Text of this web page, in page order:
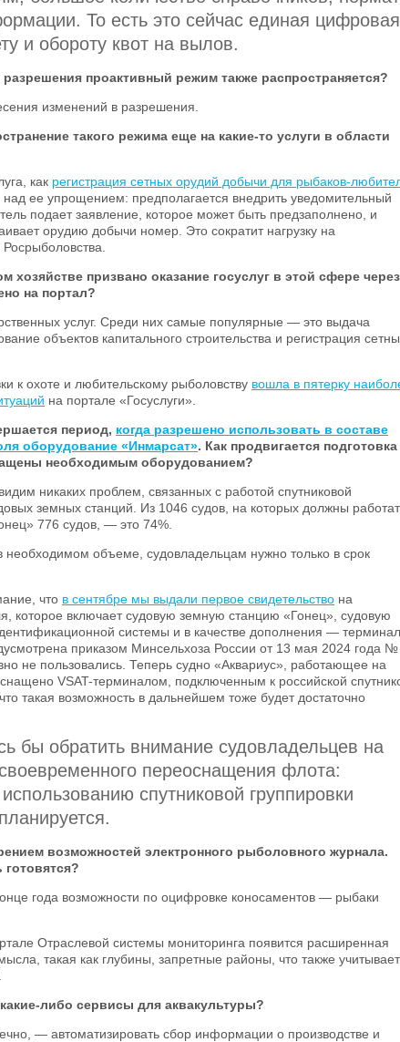
То есть это сейчас единая
и обороту квот на вылов.
проактивный режим также распространяется?
изменений в разрешения.
такого режима еще на какие-то услуги в области
как регистрация сетных орудий добычи для рыбаков-
ее упрощением: предполагается внедрить уведомительный
подает заявление, которое может быть предзаполнено, и
орудию добычи номер. Это сократит нагрузку на
призвано оказание госуслуг в этой сфере через
на портал?
услуг. Среди них самые популярные — это выдача
объектов капитального строительства и регистрация
к охоте и любительскому рыболовству вошла в пятерку
на портале «Госуслуги».
период, когда разрешено использовать в составе
оборудование «Инмарсат». Как продвигается подготовка
необходимым оборудованием?
никаких проблем, связанных с работой спутниковой
земных станций. Из 1046 судов, на которых должны
776 судов, — это 74%.
необходимом объеме, судовладельцам нужно только в срок
что в сентябре мы выдали первое свидетельство на
которое включает судовую земную станцию «Гонец», судовую
системы и в качестве дополнения — терминал
приказом Минсельхоза России от 13 мая 2024 года №
не пользовались. Теперь судно «Аквариус», работающее на
VSAT-терминалом, подключенным к российской
такая возможность в дальнейшем тоже будет достаточно
бы обратить внимание судовладельцев на
переоснащения флота:
спутниковой группировки
возможностей электронного рыболовного журнала.
года возможности по оцифровке коносаментов — рыбаки
Отраслевой системы мониторинга появится расширенная
такая как глубины, запретные районы, что также учитывает
либо сервисы для аквакультуры?
— автоматизировать сбор информации о производстве и